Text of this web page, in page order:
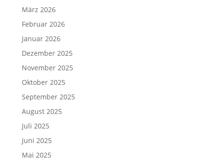
März 2026
Februar 2026
Januar 2026
Dezember 2025
November 2025
Oktober 2025
September 2025
August 2025
Juli 2025
Juni 2025
Mai 2025